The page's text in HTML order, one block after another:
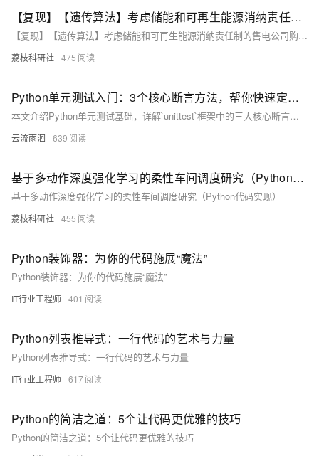
【复现】【遗传算法】考虑储能和可再生能源消纳责任制的售电公司购售电策略（Python代码实现）
【复现】【遗传算法】考虑储能和可再生能源消纳责任制的售电公司购售电策略（Python代码实现）
荔枝科研社 475
Python单元测试入门：3个核心断言方法，帮你快速定位代码bug
本文介绍Python单元测试基础，详解`unittest`框架中的三大核心断言方法：`assertEqual`验证值相等，`assertTrue`和`assertFalse`判断条件真假。通过实例演示其用法，帮助开发者自动化检测代码逻辑，提升测试效率与可靠性。
云流雨洄 639
基于多动作深度强化学习的柔性车间调度研究（Python代码实现）
基于多动作深度强化学习的柔性车间调度研究（Python代码实现）
荔枝科研社 455
Python装饰器：为你的代码施展“魔法”
Python装饰器：为你的代码施展“魔法”
IT行业工程师 401
Python列表推导式：一行代码的艺术与力量
Python列表推导式：一行代码的艺术与力量
IT行业工程师 617
Python的简洁之道：5个让代码更优雅的技巧
Python的简洁之道：5个让代码更优雅的技巧